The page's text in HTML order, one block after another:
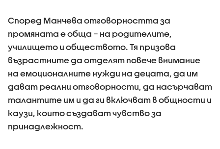
Според Манчева отговорността за
промяната е обща – на родителите,
училището и обществото. Тя призова
възрастните да отделят повече внимание
на емоционалните нужди на децата, да им
дават реални отговорности, да насърчават
талантите им и да ги включват в общности и
каузи, които създават чувство за
принадлежност.